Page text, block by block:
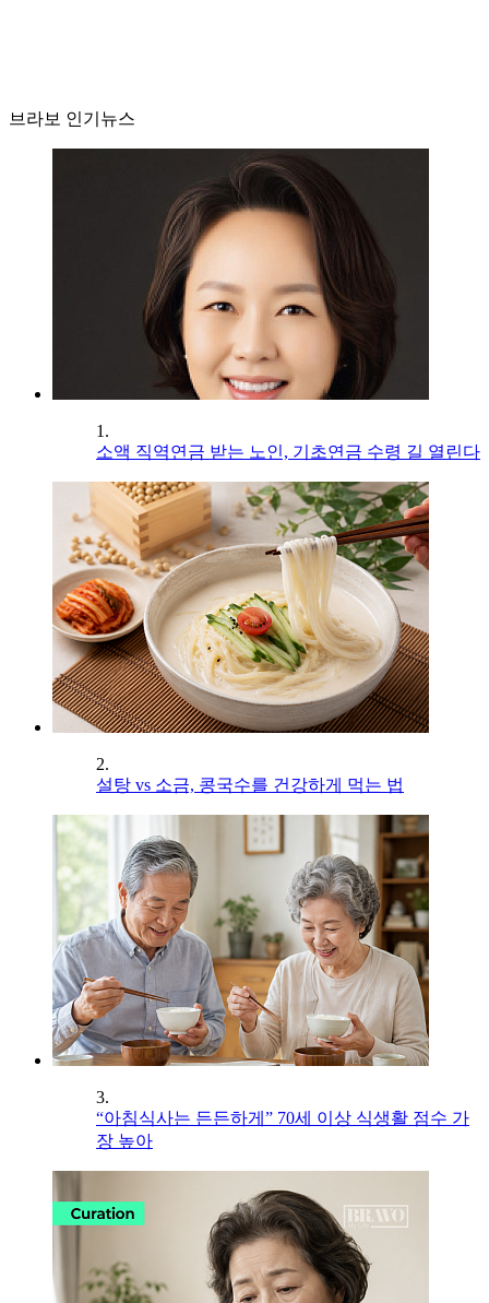
브라보 인기뉴스
1.
소액 직역연금 받는 노인, 기초연금 수령 길 열린다
2.
설탕 vs 소금, 콩국수를 건강하게 먹는 법
3.
“아침식사는 든든하게” 70세 이상 식생활 점수 가
장 높아